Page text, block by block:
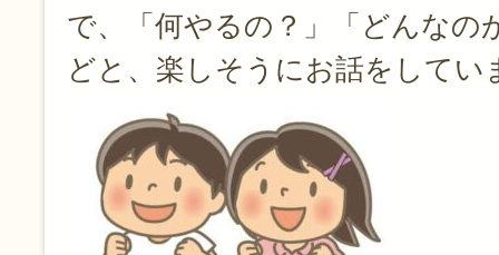
で、「何やるの？」「どんなの
どと、楽しそうにお話をしてい